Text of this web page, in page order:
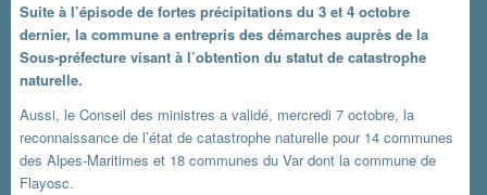
Suite à l’épisode de fortes précipitations du 3 et 4 octobre
dernier, la commune a entrepris des démarches auprès de la
Sous-préfecture visant à l’obtention du statut de catastrophe
naturelle.
Aussi, le Conseil des ministres a validé, mercredi 7 octobre, la
reconnaissance de l’état de catastrophe naturelle pour 14 communes
des Alpes-Maritimes et 18 communes du Var dont la commune de
Flayosc.